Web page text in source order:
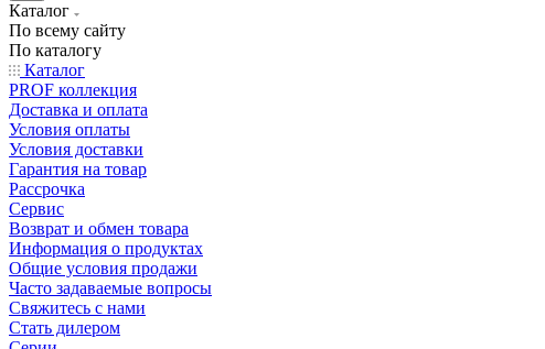
Каталог
По всему сайту
По каталогу
Каталог
PROF коллекция
Доставка и оплата
Условия оплаты
Условия доставки
Гарантия на товар
Рассрочка
Сервис
Возврат и обмен товара
Информация о продуктах
Общие условия продажи
Часто задаваемые вопросы
Свяжитесь с нами
Стать дилером